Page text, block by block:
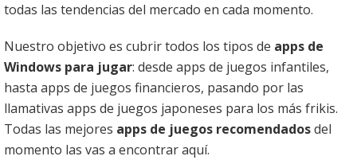
todas las tendencias del mercado en cada momento.
Nuestro objetivo es cubrir todos los tipos de apps de
Windows para jugar: desde apps de juegos infantiles,
hasta apps de juegos financieros, pasando por las
llamativas apps de juegos japoneses para los más frikis.
Todas las mejores apps de juegos recomendadosdel
momento las vas a encontrar aquí.